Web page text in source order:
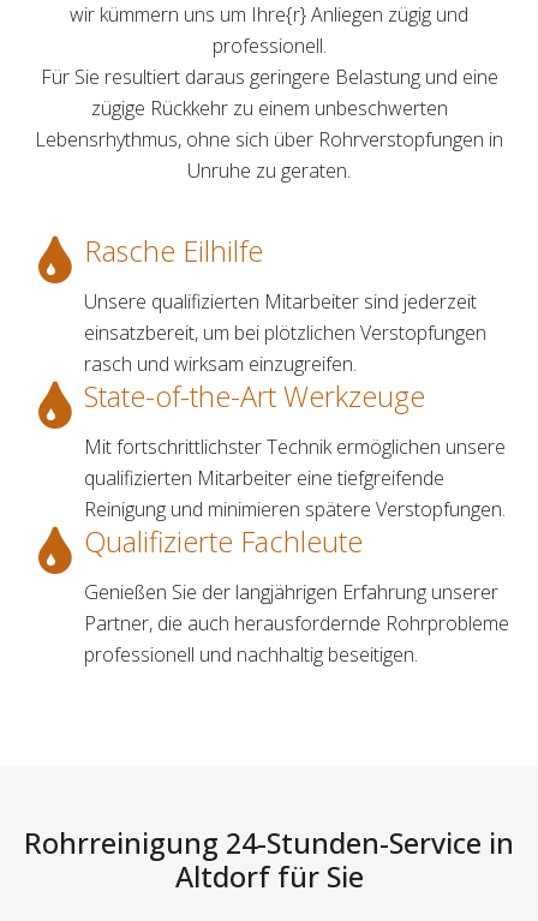
wir kümmern uns um Ihre{r} Anliegen zügig und
professionell.
Für Sie resultiert daraus geringere Belastung und eine
zügige Rückkehr zu einem unbeschwerten
Lebensrhythmus, ohne sich über Rohrverstopfungen in
Unruhe zu geraten.
Rasche Eilhilfe
Unsere qualifizierten Mitarbeiter sind jederzeit
einsatzbereit, um bei plötzlichen Verstopfungen
rasch und wirksam einzugreifen.
State-of-the-Art Werkzeuge
Mit fortschrittlichster Technik ermöglichen unsere
qualifizierten Mitarbeiter eine tiefgreifende
Reinigung und minimieren spätere Verstopfungen.
Qualifizierte Fachleute
Genießen Sie der langjährigen Erfahrung unserer
Partner, die auch herausfordernde Rohrprobleme
professionell und nachhaltig beseitigen.
Rohrreinigung 24-Stunden-Service in
Altdorf für Sie